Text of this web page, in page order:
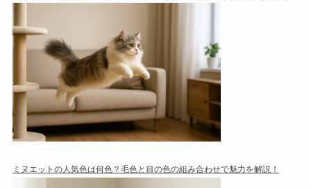
ミヌエットの人気色は何色？毛色と目の色の組み合わせで魅力を解説！